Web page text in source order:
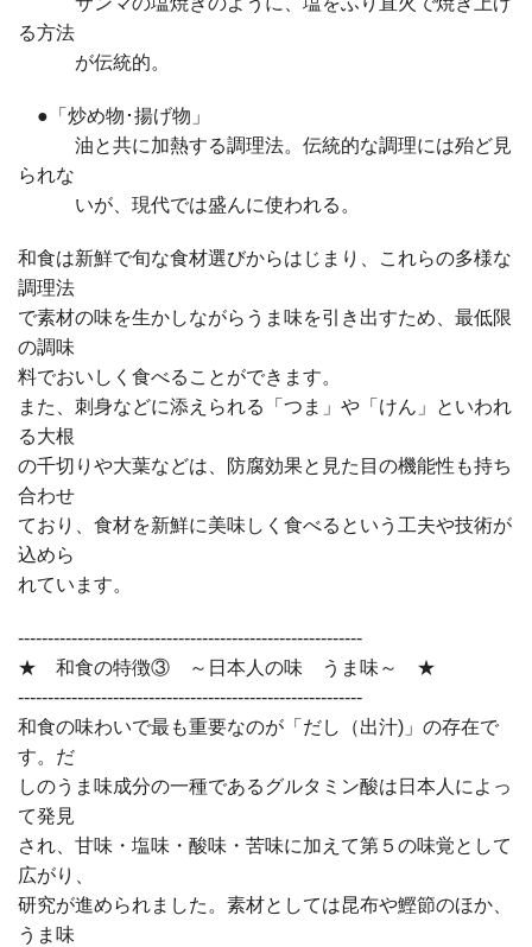
る方法
が伝統的。
●「炒め物･揚げ物」
油と共に加熱する調理法。伝統的な調理には殆ど見
られな
いが、現代では盛んに使われる。
和食は新鮮で旬な食材選びからはじまり、これらの多様な
調理法
で素材の味を生かしながらうま味を引き出すため、最低限
の調味
料でおいしく食べることができます。
また、刺身などに添えられる「つま」や「けん」といわれ
る大根
の千切りや大葉などは、防腐効果と見た目の機能性も持ち
合わせ
ており、食材を新鮮に美味しく食べるという工夫や技術が
込めら
れています。
----------------------------------------------------------
★ 和食の特徴③ ～日本人の味 うま味～ ★
----------------------------------------------------------
和食の味わいで最も重要なのが「だし（出汁)」の存在で
す。だ
しのうま味成分の一種であるグルタミン酸は日本人によっ
て発見
され、甘味・塩味・酸味・苦味に加えて第５の味覚として
広がり、
研究が進められました。素材としては昆布や鰹節のほか、
うま味